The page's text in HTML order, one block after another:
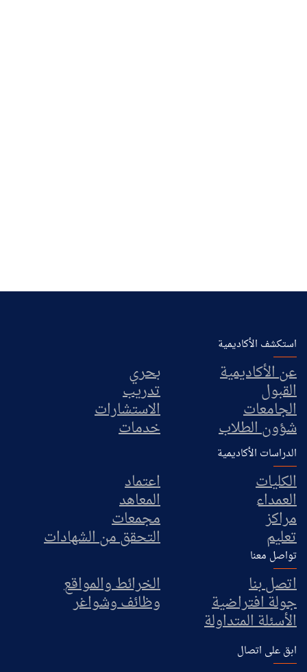
استكشف الأكاديمية
عن الأكاديمية بحري
القبول تدريب
الجامعات الاستشارات
شؤون الطلاب خدمات
الدراسات الأكاديمية
الكليات اعتماد
العمداء المعاهد
مراكز مجمعات
تعليم التحقق من الشهادات
تواصل معنا
اتصل بنا الخرائط والمواقع
جولة افتراضية وظائف وشواغر
الأسئلة المتداولة
ابق على اتصال